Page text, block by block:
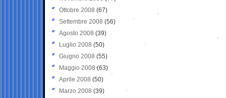
Ottobre 2008 (67)
Settembre 2008 (56)
Agosto 2008 (39)
Luglio 2008 (50)
Giugno 2008 (55)
Maggio 2008(63)
Aprile 2008 (50)
Marzo 2008 (39)